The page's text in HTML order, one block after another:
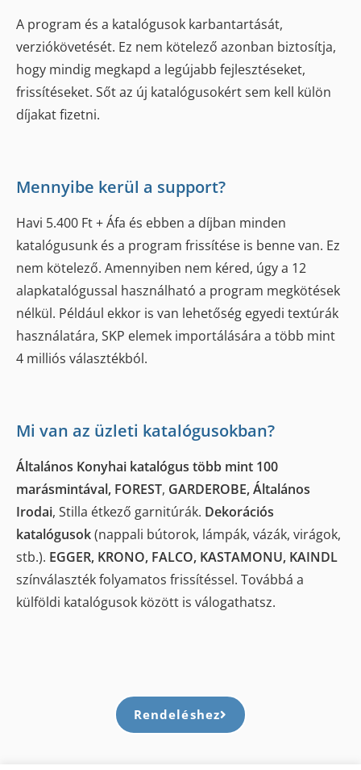
A program és a katalógusok karbantartását,
verziókövetését. Ez nem kötelező azonban biztosítja,
hogy mindig megkapd a legújabb fejlesztéseket,
frissítéseket. Sőt az új katalógusokért sem kell külön
díjakat fizetni.
Mennyibe kerül a support?
Havi 5.400 Ft + Áfa és ebben a díjban minden
katalógusunk és a program frissítése is benne van. Ez
nem kötelező. Amennyiben nem kéred, úgy a 12
alapkatalógussal használható a program megkötések
nélkül. Például ekkor is van lehetőség egyedi textúrák
használatára, SKP elemek importálására a több mint
4 milliós választékból.
Mi van az üzleti katalógusokban?
Általános Konyhai katalógus több mint 100
marásmintával, FOREST, GARDEROBE, Általános
Irodai, Stilla étkező garnitúrák. Dekorációs
katalógusok(nappali bútorok, lámpák, vázák, virágok,
stb.). EGGER, KRONO, FALCO, KASTAMONU, KAINDL
színválaszték folyamatos frissítéssel. Továbbá a
külföldi katalógusok között is válogathatsz.
Rendeléshez